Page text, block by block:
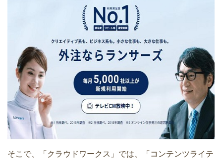
そこで、「クラウドワークス」では、「コンテンツライテ